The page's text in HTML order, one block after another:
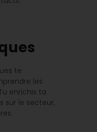
te
les
enrichis ta
sur le secteur,